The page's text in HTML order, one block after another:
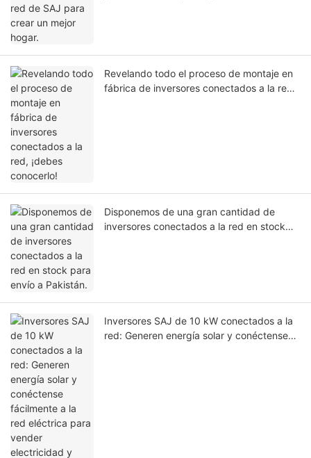
Revelando todo el proceso de montaje en
fábrica de inversores conectados a la red,
Disponemos de una gran cantidad de
inversores conectados a la red en stock
Inversores SAJ de 10 kW conectados a la
red: Generen energía solar y conéctense